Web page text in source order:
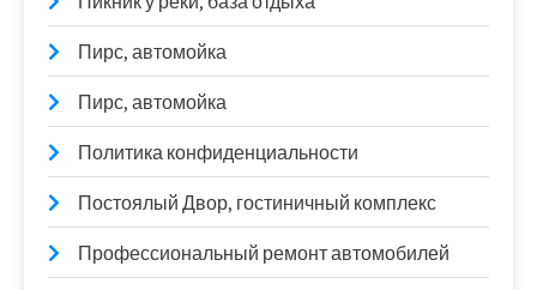
Пирс, автомойка
Пирс, автомойка
Политика конфиденциальности
Постоялый Двор, гостиничный комплекс
Профессиональный ремонт автомобилей